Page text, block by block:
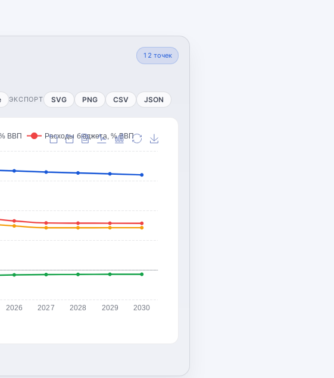
12 точек
ЭКСПОРТ SVG PNG CSV JSON
2026 2027 2028 2029 2030
ВВП Расходы бюджета, % ВВП